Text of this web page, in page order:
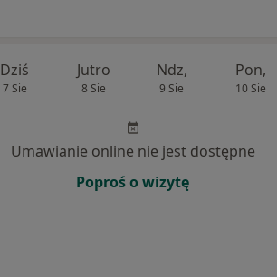
Dziś
7 Sie
Jutro
8 Sie
Ndz,
9 Sie
Pon,
10 Sie
Umawianie online nie jest dostępne
Poproś o wizytę